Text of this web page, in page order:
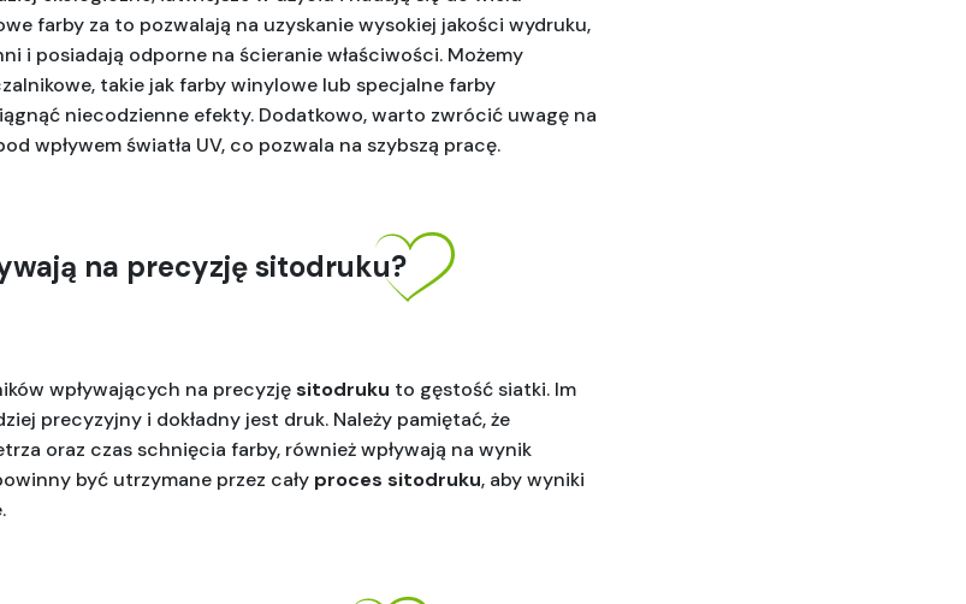
farby za to pozwalają na uzyskanie wysokiej jakości wydruku,
i posiadają odporne na ścieranie właściwości. Możemy
takie jak farby winylowe lub specjalne farby
niecodzienne efekty. Dodatkowo, warto zwrócić uwagę na
wpływem światła UV, co pozwala na szybszą pracę.
na precyzję sitodruku?
wpływających na precyzję sitodruku to gęstość siatki. Im
precyzyjny i dokładny jest druk. Należy pamiętać, że
oraz czas schnięcia farby, również wpływają na wynik
być utrzymane przez cały proces sitodruku, aby wyniki